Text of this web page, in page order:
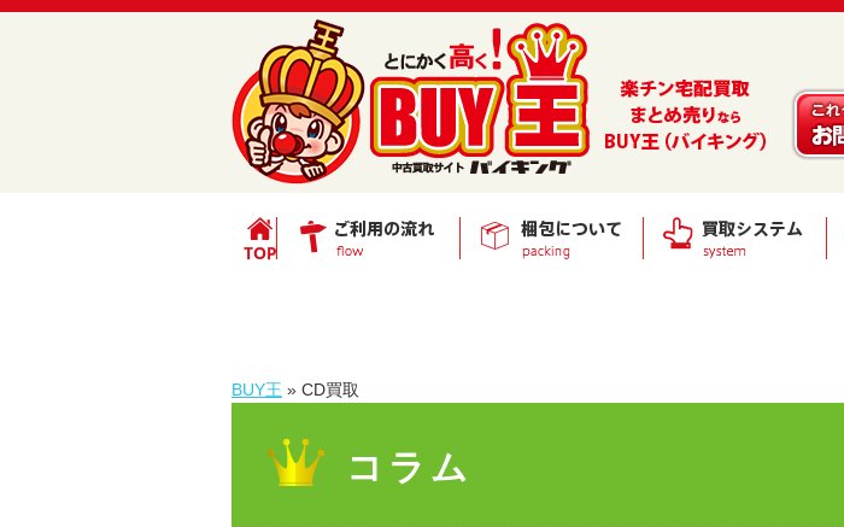
BUY王 » CD買取
コラム